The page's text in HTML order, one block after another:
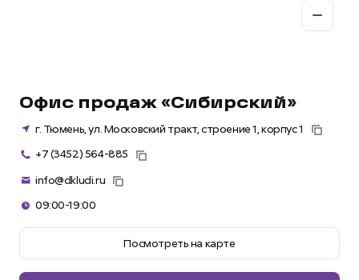
Офис продаж «Сибирский»
г. Тюмень, ул. Московский тракт, строение 1, корпус 1
+7 (3452) 564-885
info@dkludi.ru
09:00-19:00
Посмотреть на карте